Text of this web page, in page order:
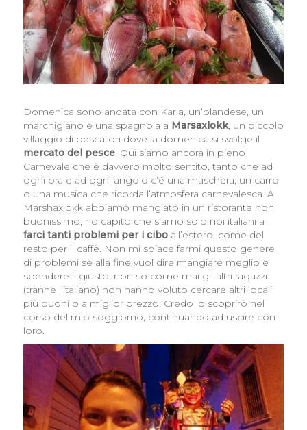
Domenica sono andata con Karla, un’olandese, un
marchigiano e una spagnola a Marsaxlokk, un piccolo
villaggio di pescatori dove la domenica si svolge il
mercato del pesce. Qui siamo ancora in pieno
Carnevale che è davvero molto sentito, tanto che ad
ogni ora e ad ogni angolo c’è una maschera, un carro
o una musica che ricorda l’atmosfera carnevalesca. A
Marshaxlokk abbiamo mangiato in un ristorante non
buonissimo, ho capito che siamo solo noi italiani a
farci tanti problemi per i ciboall’estero, come del
resto per il caffè. Non mi spiace farmi questo genere
di problemi se alla fine vuol dire mangiare meglio e
spendere il giusto, non so come mai gli altri ragazzi
(tranne l’italiano) non hanno voluto cercare altri locali
più buoni o a miglior prezzo. Credo lo scoprirò nel
corso del mio soggiorno, continuando ad uscire con
loro.